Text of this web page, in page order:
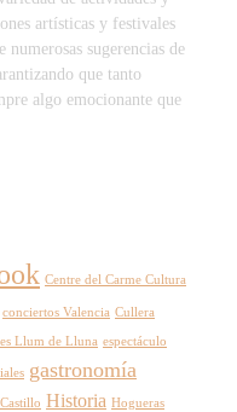
artísticas y festivales
sugerencias de
que tanto
algo emocionante que
Centre del Carme Cultura
conciertos Valencia Cullera
Llum de Lluna espectáculo
gastronomía
Historia Hogueras